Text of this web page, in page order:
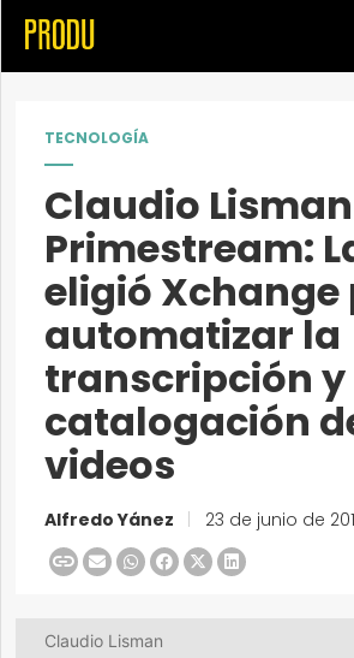
TECNOLOGÍA
Claudio
Primestream:
eligió Xchange
automatizar la
transcripción y
catalogación
videos
Alfredo Yánez 23 de junio de
Claudio Lisman